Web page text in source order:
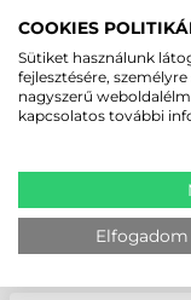
MEGBÍZHAT
KÖVESSE BE
LEGUTÓBB
COOKIES
Sütiket használunk
fejlesztésére,
nagyszerű
kapcsolatos további
Elfogadom